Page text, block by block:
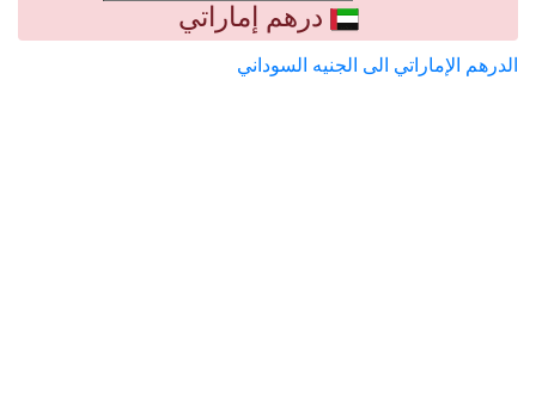
درهم إماراتي
الدرهم الإماراتي الى الجنيه السوداني